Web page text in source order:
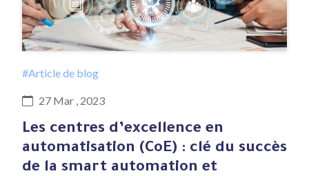
#Article de blog
27 Mar , 2023
Les centres d’excellence en
automatisation (CoE) : clé du succès
de la smart automation et